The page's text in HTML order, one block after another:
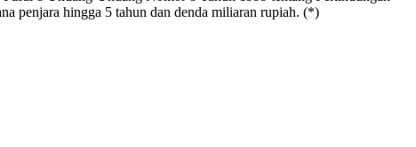
penjara hingga 5 tahun dan denda miliaran rupiah. (*)